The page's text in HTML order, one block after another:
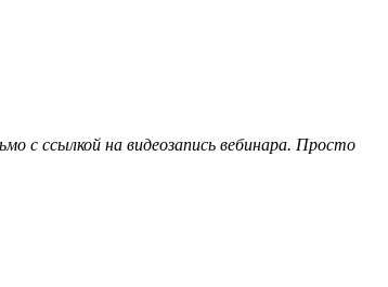
с ссылкой на видеозапись вебинара. Просто